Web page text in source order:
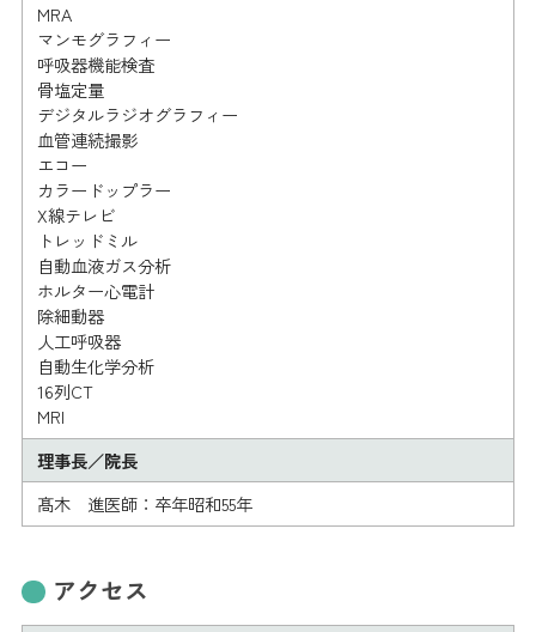
MRA
マンモグラフィー
呼吸器機能検査
骨塩定量
デジタルラジオグラフィー
血管連続撮影
エコー
カラードップラー
X線テレビ
トレッドミル
自動血液ガス分析
ホルター心電計
除細動器
人工呼吸器
自動生化学分析
16列CT
MRI
理事長／院長
髙木 進医師：卒年昭和55年
アクセス